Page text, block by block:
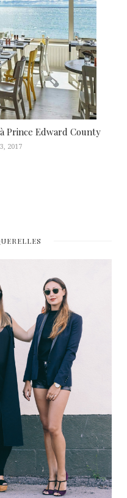
Prince Edward County
2017